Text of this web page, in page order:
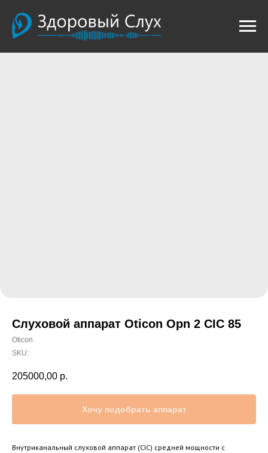
Слуховой аппарат Oticon Opn 2 CIC 85
Oticon
SKU:
205000,00 р.
Хочу подобрать аппарат
Внутриканальный слуховой аппарат (CIC) средней мощности с